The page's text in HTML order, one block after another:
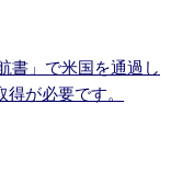
書」で米国を通過し
が必要です。